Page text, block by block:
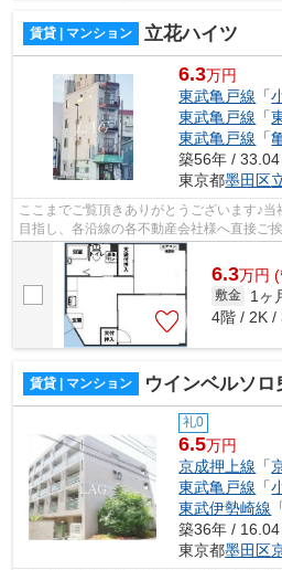
賃貸 | マンション 立花ハイツ
6.3万円
東武亀戸線 「
東武亀戸線 「
東武亀戸線 「
築56年 / 33.04
東京都墨田区
ここまでご覧頂きありがとうございます♪
目指し、各沿線の各不動産会社様へ直接ご
様へ提供しております！最新の情報は...
6.3万円
敷金 1ヶ
4階 / 2K /
賃貸 | マンション ウインベルソロ
礼0
6.5万円
京成押上線 「
東武亀戸線 「
東武伊勢崎線
築36年 / 16.04
東京都墨田区